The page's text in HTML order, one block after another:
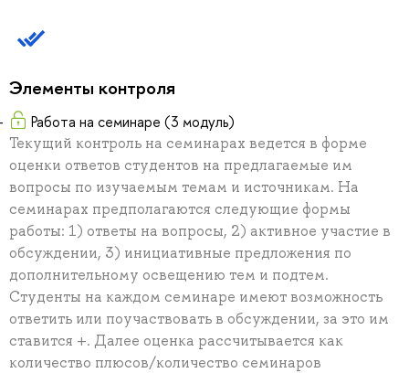
Элементы контроля
Работа на семинаре (3 модуль)
Текущий контроль на семинарах ведется в форме
оценки ответов студентов на предлагаемые им
вопросы по изучаемым темам и источникам. На
семинарах предполагаются следующие формы
работы: 1) ответы на вопросы, 2) активное участие в
обсуждении, 3) инициативные предложения по
дополнительному освещению тем и подтем.
Студенты на каждом семинаре имеют возможность
ответить или поучаствовать в обсуждении, за это им
ставится +. Далее оценка рассчитывается как
количество плюсов/количество семинаров